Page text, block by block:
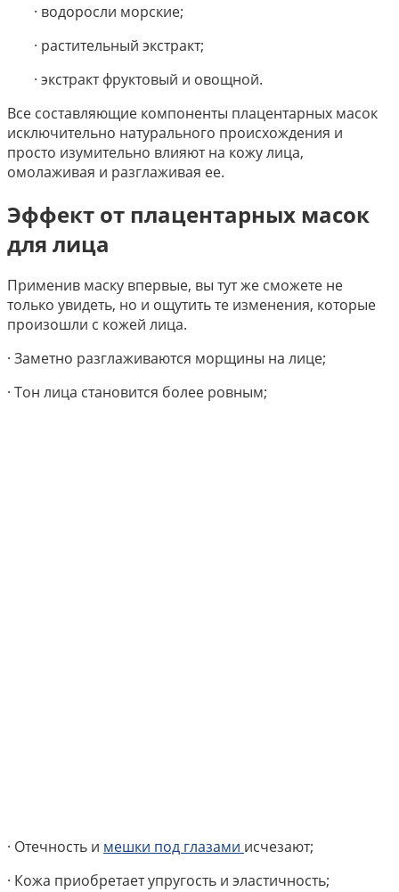
· водоросли морские;
· растительный экстракт;
· экстракт фруктовый и овощной.
Все составляющие компоненты плацентарных масок
исключительно натурального происхождения и
просто изумительно влияют на кожу лица,
омолаживая и разглаживая ее.
Эффект от плацентарных масок
для лица
Применив маску впервые, вы тут же сможете не
только увидеть, но и ощутить те изменения, которые
произошли с кожей лица.
· Заметно разглаживаются морщины на лице;
· Тон лица становится более ровным;
· Отечность и мешки под глазами исчезают;
· Кожа приобретает упругость и эластичность;